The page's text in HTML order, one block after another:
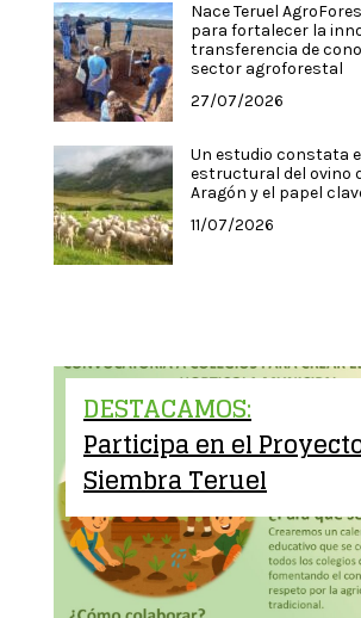
Nace Teruel
para fortalecer la
transferencia de
sector agroforestal
27/07/2026
Un estudio constata
estructural del ovino
Aragón y el papel
11/07/2026
DESTACAMOS:
Participa en el
Siembra Teruel